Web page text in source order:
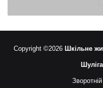
Copyright ©2026 Шкільне
Зворотній